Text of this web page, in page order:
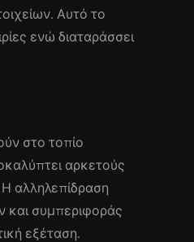
Αυτό το
ενώ διαταράσσει
στο τοπίο
αρκετούς
αλληλεπίδραση
και συμπεριφοράς
εξέταση.